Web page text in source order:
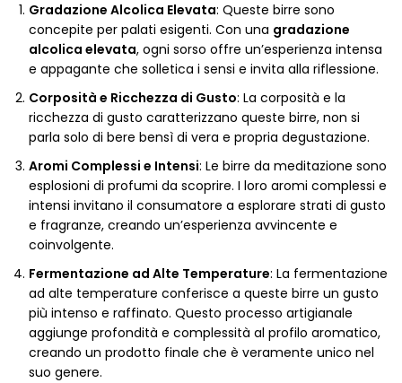
Gradazione Alcolica Elevata: Queste birre sono
concepite per palati esigenti. Con una gradazione
alcolica elevata, ogni sorso offre un’esperienza intensa
e appagante che solletica i sensi e invita alla riflessione.
Corposità e Ricchezza di Gusto: La corposità e la
ricchezza di gusto caratterizzano queste birre, non si
parla solo di bere bensì di vera e propria degustazione.
Aromi Complessi e Intensi: Le birre da meditazione sono
esplosioni di profumi da scoprire. I loro aromi complessi e
intensi invitano il consumatore a esplorare strati di gusto
e fragranze, creando un’esperienza avvincente e
coinvolgente.
Fermentazione ad Alte Temperature: La fermentazione
ad alte temperature conferisce a queste birre un gusto
più intenso e raffinato. Questo processo artigianale
aggiunge profondità e complessità al profilo aromatico,
creando un prodotto finale che è veramente unico nel
suo genere.